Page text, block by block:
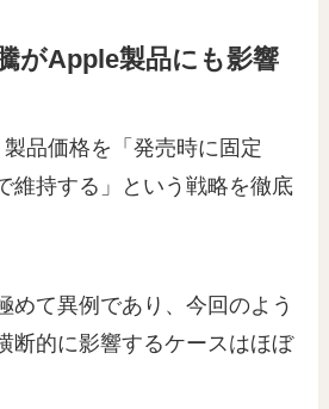
がApple製品にも影響
品価格を「発売時に固定
維持する」という戦略を徹底
めて異例であり、今回のよう
断的に影響するケースはほぼ